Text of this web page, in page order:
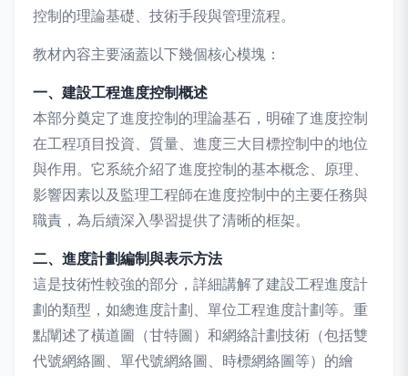
控制的理論基礎、技術手段與管理流程。
教材內容主要涵蓋以下幾個核心模塊：
一、建設工程進度控制概述
本部分奠定了進度控制的理論基石，明確了進度控制
在工程項目投資、質量、進度三大目標控制中的地位
與作用。它系統介紹了進度控制的基本概念、原理、
影響因素以及監理工程師在進度控制中的主要任務與
職責，為后續深入學習提供了清晰的框架。
二、進度計劃編制與表示方法
這是技術性較強的部分，詳細講解了建設工程進度計
劃的類型，如總進度計劃、單位工程進度計劃等。重
點闡述了橫道圖（甘特圖）和網絡計劃技術（包括雙
代號網絡圖、單代號網絡圖、時標網絡圖等）的繪